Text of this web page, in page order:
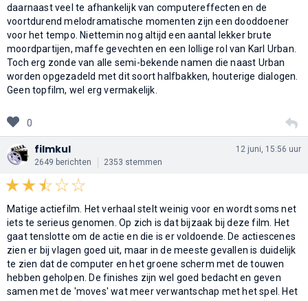
daarnaast veel te afhankelijk van computereffecten en de
voortdurend melodramatische momenten zijn een dooddoener
voor het tempo. Niettemin nog altijd een aantal lekker brute
moordpartijen, maffe gevechten en een lollige rol van Karl Urban.
Toch erg zonde van alle semi-bekende namen die naast Urban
worden opgezadeld met dit soort halfbakken, houterige dialogen.
Geen topfilm, wel erg vermakelijk.
0
filmkul
2649 berichten 2353 stemmen
12 juni, 15:56 uur
Matige actiefilm. Het verhaal stelt weinig voor en wordt soms net
iets te serieus genomen. Op zich is dat bijzaak bij deze film. Het
gaat tenslotte om de actie en die is er voldoende. De actiescenes
zien er bij vlagen goed uit, maar in de meeste gevallen is duidelijk
te zien dat de computer en het groene scherm met de touwen
hebben geholpen. De finishes zijn wel goed bedacht en geven
samen met de 'moves' wat meer verwantschap met het spel. Het